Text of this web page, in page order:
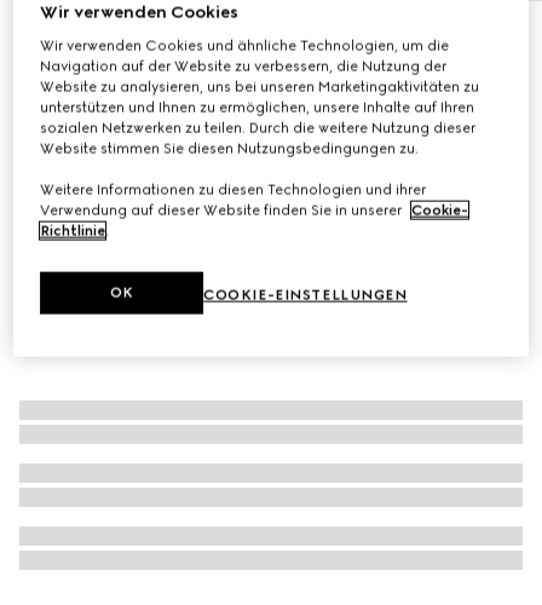
Kleine Schmuckablage mit Gucci Flora-Print
CHF 380
Variantenmehrfarbiges Porzellan
Wir verwenden Cookies
Wir verwenden Cookies und ähnliche Technologien, um die
Navigation auf der Website zu verbessern, die Nutzung der
Website zu analysieren, uns bei unseren Marketingaktivitäten zu
unterstützen und Ihnen zu ermöglichen, unsere Inhalte auf Ihren
sozialen Netzwerken zu teilen. Durch die weitere Nutzung dieser
Website stimmen Sie diesen Nutzungsbedingungen zu.
Weitere Informationen zu diesen Technologien und ihrer
Verwendung auf dieser Website finden Sie in unserer Cookie-
Richtlinie.
COOKIE-EINSTELLUNGEN
OK